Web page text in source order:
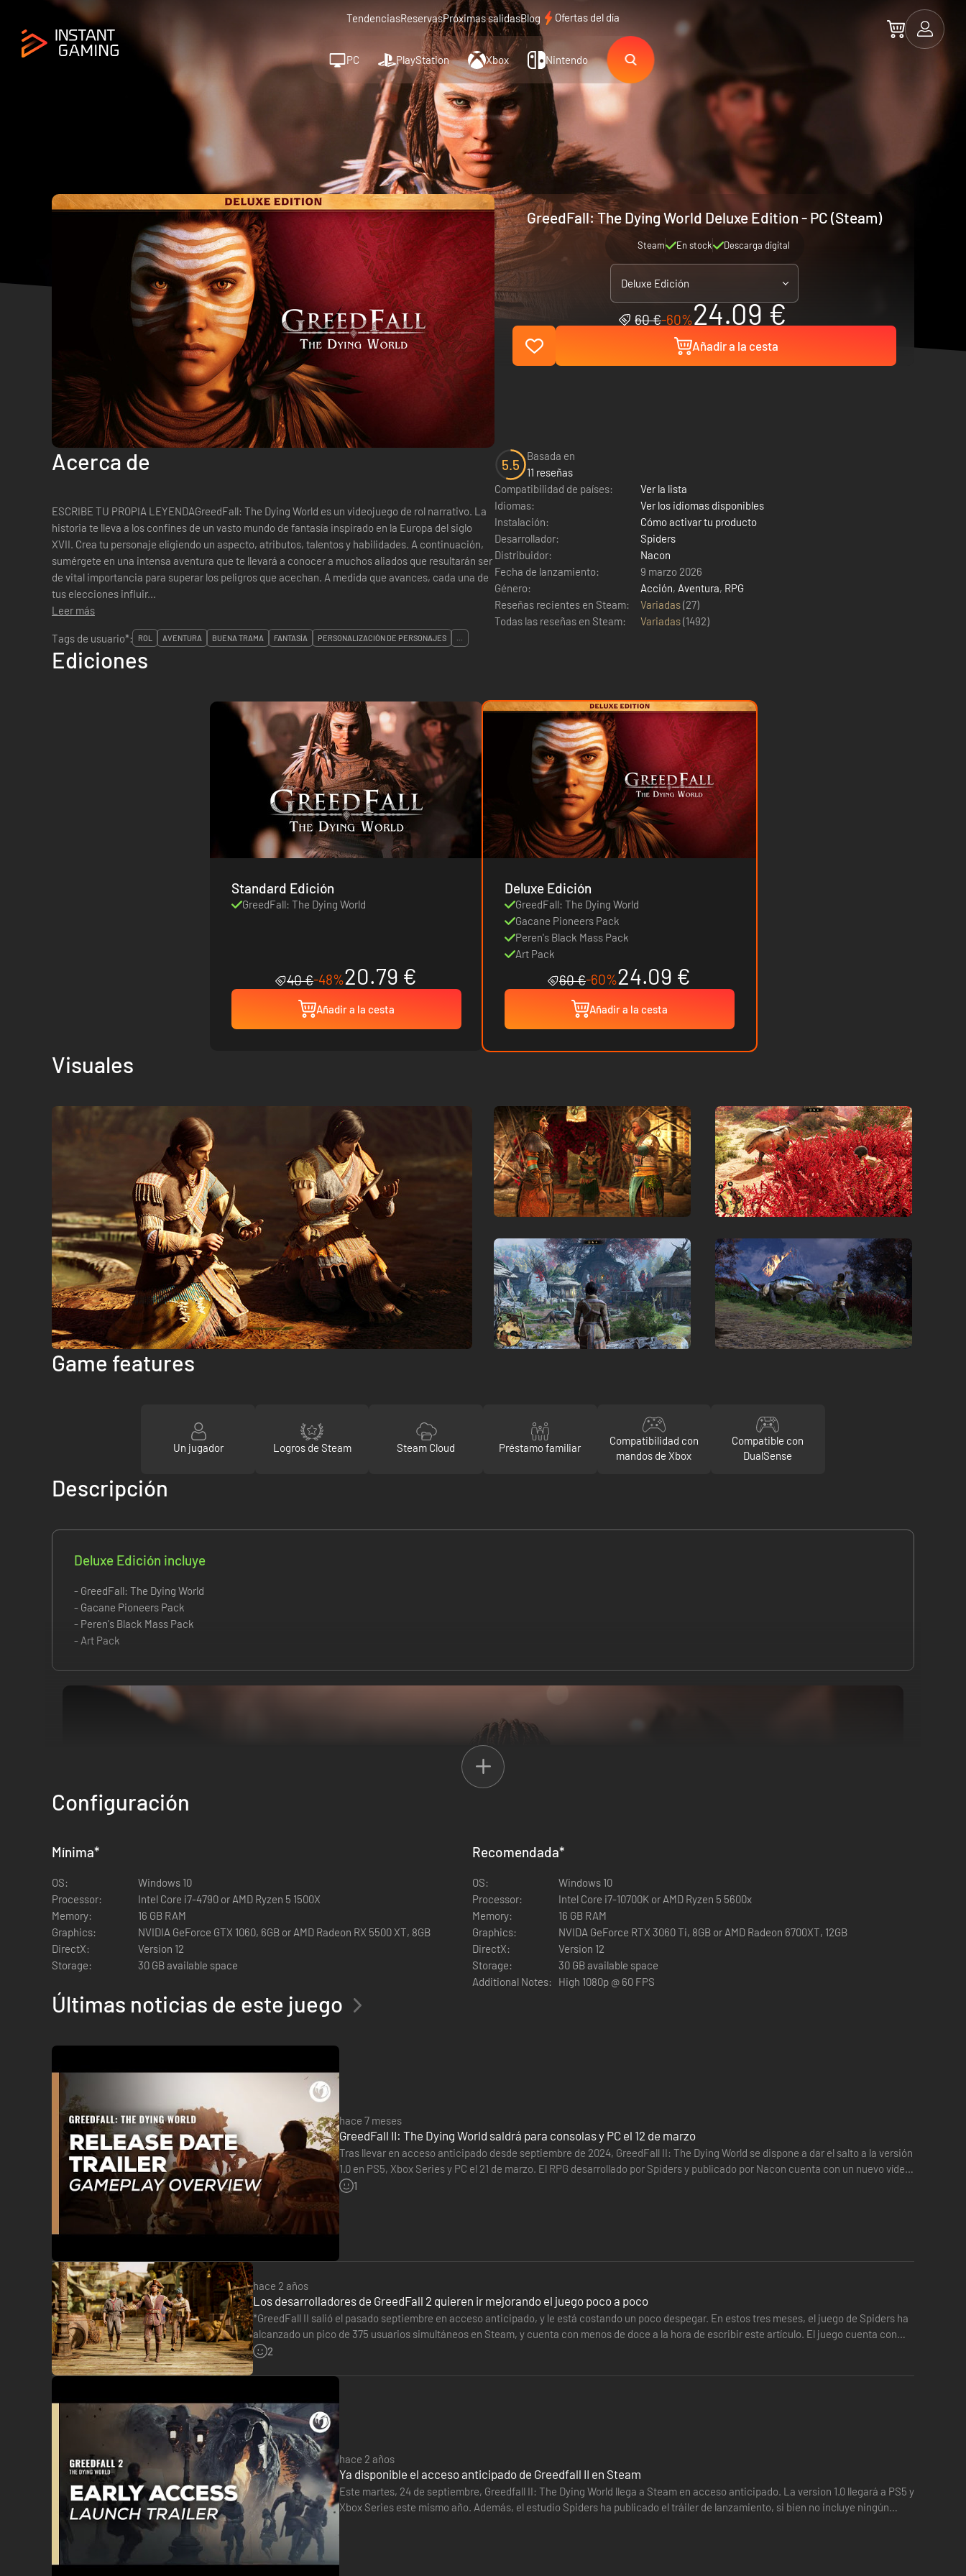
TendenciasReservasPróximas salidasBlog Ofertas del día
PC PlayStation Xbox Nintendo
GreedFall: The Dying World Deluxe Edition - PC (Steam)
Steam En stock Descarga digital
Deluxe Edición
60 €-60%24.09 €
Añadir a la cesta
Acerca de
ESCRIBE TU PROPIA LEYENDAGreedFall: The Dying World es un videojuego de rol narrativo. La
historia te lleva a los confines de un vasto mundo de fantasía inspirado en la Europa del siglo
XVII. Crea tu personaje eligiendo un aspecto, atributos, talentos y habilidades. A continuación,
sumérgete en una intensa aventura que te llevará a conocer a muchos aliados que resultarán ser
de vital importancia para superar los peligros que acechan. A medida que avances, cada una de
tus elecciones influir...
Leer más
5.5
Basada en
11 reseñas
Compatibilidad de países:
Ver la lista
Idiomas:
Ver los idiomas disponibles
Instalación:
Cómo activar tu producto
Desarrollador:
Spiders
Distribuidor:
Nacon
Fecha de lanzamiento:
9 marzo 2026
Género:
Acción, Aventura, RPG
Reseñas recientes en Steam:
Variadas(27)
Todas las reseñas en Steam:
Variadas(1492)
Tags de usuario*:
ROL AVENTURA BUENA TRAMA FANTASÍA PERSONALIZACIÓN DE PERSONAJES ...
Ediciones
Standard Edición
GreedFall: The Dying World
40 €-48%20.79 €
Añadir a la cesta
Deluxe Edición
GreedFall: The Dying World
Gacane Pioneers Pack
Peren's Black Mass Pack
Art Pack
60 €-60%24.09 €
Añadir a la cesta
Visuales
Game features
Un jugador Logros de Steam Steam Cloud Préstamo familiar
Compatibilidad con
mandos de Xbox
Compatible con
DualSense
Descripción
Deluxe Edición incluye
- GreedFall: The Dying World
- Gacane Pioneers Pack
- Peren's Black Mass Pack
- Art Pack
Configuración
Mínima*
OS:
Windows 10
Processor:
Intel Core i7-4790 or AMD Ryzen 5 1500X
Memory:
16 GB RAM
Graphics:
NVIDIA GeForce GTX 1060, 6GB or AMD Radeon RX 5500 XT, 8GB
DirectX:
Version 12
Storage:
30 GB available space
Recomendada*
OS:
Windows 10
Processor:
Intel Core i7-10700K or AMD Ryzen 5 5600x
Memory:
16 GB RAM
Graphics:
NVIDA GeForce RTX 3060 Ti, 8GB or AMD Radeon 6700XT, 12GB
DirectX:
Version 12
Storage:
30 GB available space
Additional Notes:
High 1080p @ 60 FPS
Últimas noticias de este juego
hace 7 meses
GreedFall II: The Dying World saldrá para consolas y PC el 12 de marzo
Tras llevar en acceso anticipado desde septiembre de 2024, GreedFall II: The Dying World se dispone a dar el salto a la versión
1.0 en PS5, Xbox Series y PC el 21 de marzo. El RPG desarrollado por Spiders y publicado por Nacon cuenta con un nuevo vídeo
de gameplay que nos ofrece un vistazo a los sistemas…
1
hace 2 años
Los desarrolladores de GreedFall 2 quieren ir mejorando el juego poco a poco
*GreedFall II salió el pasado septiembre en acceso anticipado, y le está costando un poco despegar. En estos tres meses, el juego de Spiders ha
alcanzado un pico de 375 usuarios simultáneos en Steam, y cuenta con menos de doce a la hora de escribir este artículo. El juego cuenta con
una serie de problemas…
2
hace 2 años
Ya disponible el acceso anticipado de Greedfall II en Steam
Este martes, 24 de septiembre, Greedfall II: The Dying World llega a Steam en acceso anticipado. La version 1.0 llegará a PS5 y
Xbox Series este mismo año. Además, el estudio Spiders ha publicado el tráiler de lanzamiento, si bien no incluye ningún